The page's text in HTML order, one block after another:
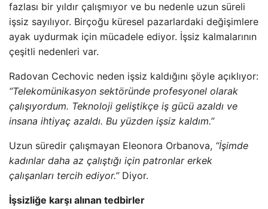
fazlası bir yıldır çalışmıyor ve bu nedenle uzun süreli
işsiz sayılıyor. Birçoğu küresel pazarlardaki değişimlere
ayak uydurmak için mücadele ediyor. İşsiz kalmalarının
çeşitli nedenleri var.
Radovan Cechovic neden işsiz kaldığını şöyle açıklıyor:
“Telekomünikasyon sektöründe profesyonel olarak
çalışıyordum. Teknoloji geliştikçe iş gücü azaldı ve
insana ihtiyaç azaldı. Bu yüzden işsiz kaldım.”
Uzun süredir çalışmayan Eleonora Orbanova, “İşimde
kadınlar daha az çalıştığı için patronlar erkek
çalışanları tercih ediyor.”Diyor.
İşsizliğe karşı alınan tedbirler